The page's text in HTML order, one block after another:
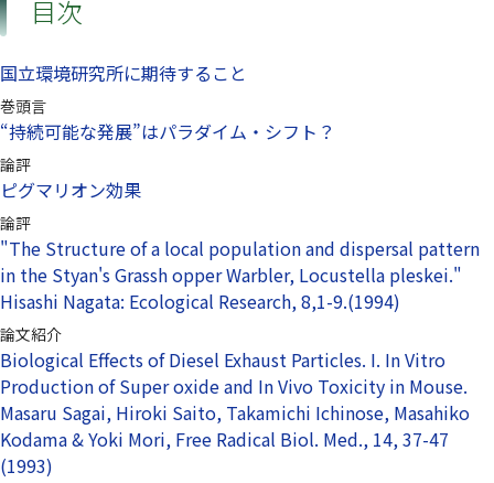
目次
国立環境研究所に期待すること
巻頭言
“持続可能な発展”はパラダイム・シフト？
論評
ピグマリオン効果
論評
"The Structure of a local population and dispersal pattern
in the Styan's Grassh opper Warbler, Locustella pleskei."
Hisashi Nagata: Ecological Research, 8,1-9.(1994)
論文紹介
Biological Effects of Diesel Exhaust Particles. I. In Vitro
Production of Super oxide and In Vivo Toxicity in Mouse.
Masaru Sagai, Hiroki Saito, Takamichi Ichinose, Masahiko
Kodama & Yoki Mori, Free Radical Biol. Med., 14, 37-47
(1993)